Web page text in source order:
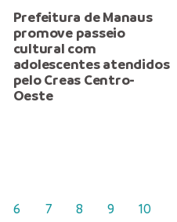
Prefeitura de Manaus
promove passeio
cultural com
adolescentes atendidos
pelo Creas Centro-
Oeste
6 7 8 9 10